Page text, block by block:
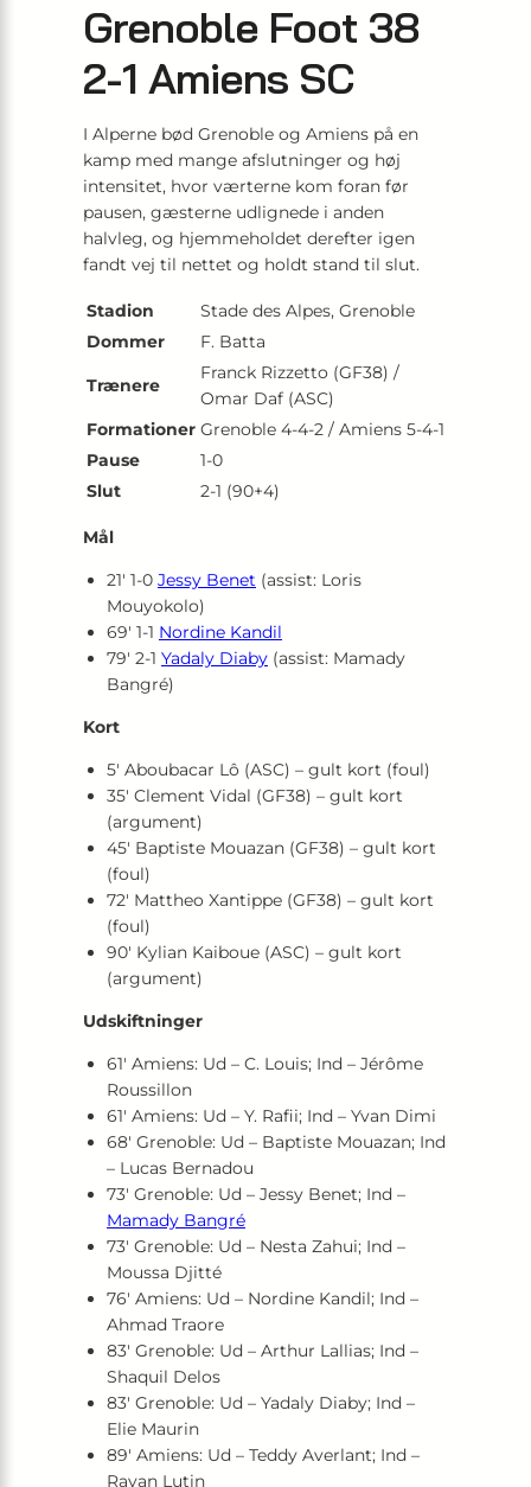
Grenoble Foot 38
2-1 Amiens SC
I Alperne bød Grenoble og Amiens på en
kamp med mange afslutninger og høj
intensitet, hvor værterne kom foran før
pausen, gæsterne udlignede i anden
halvleg, og hjemmeholdet derefter igen
fandt vej til nettet og holdt stand til slut.
Stadion
Stade des Alpes, Grenoble
Dommer
F. Batta
Trænere
Franck Rizzetto (GF38) /
Omar Daf (ASC)
Formationer Grenoble 4-4-2 / Amiens 5-4-1
Pause
1-0
Slut
2-1 (90+4)
Mål
21′ 1-0 Jessy Benet (assist: Loris
Mouyokolo)
69′ 1-1 Nordine Kandil
79′ 2-1 Yadaly Diaby (assist: Mamady
Bangré)
Kort
5′ Aboubacar Lô (ASC) – gult kort (foul)
35′ Clement Vidal (GF38) – gult kort
(argument)
45′ Baptiste Mouazan (GF38) – gult kort
(foul)
72′ Mattheo Xantippe (GF38) – gult kort
(foul)
90′ Kylian Kaiboue (ASC) – gult kort
(argument)
Udskiftninger
61′ Amiens: Ud – C. Louis; Ind – Jérôme
Roussillon
61′ Amiens: Ud – Y. Rafii; Ind – Yvan Dimi
68′ Grenoble: Ud – Baptiste Mouazan; Ind
– Lucas Bernadou
73′ Grenoble: Ud – Jessy Benet; Ind –
Mamady Bangré
73′ Grenoble: Ud – Nesta Zahui; Ind –
Moussa Djitté
76′ Amiens: Ud – Nordine Kandil; Ind –
Ahmad Traore
83′ Grenoble: Ud – Arthur Lallias; Ind –
Shaquil Delos
83′ Grenoble: Ud – Yadaly Diaby; Ind –
Elie Maurin
89′ Amiens: Ud – Teddy Averlant; Ind –
Rayan Lutin